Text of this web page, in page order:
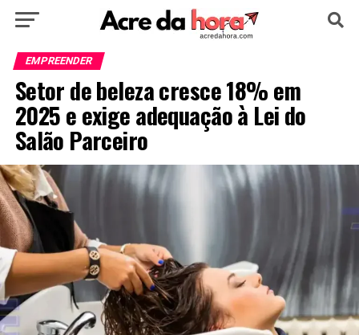
HOME
EDUCAÇÃO NOTÍCIA MUNDO
EMPREENDER
Setor de beleza cresce 18% em
2025 e exige adequação à Lei do
Salão Parceiro